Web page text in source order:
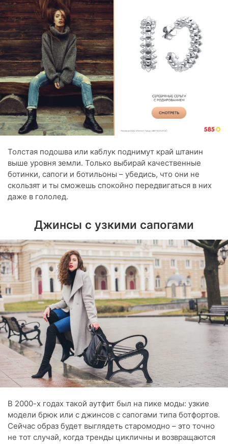
Толстая подошва или каблук поднимут край штанин
выше уровня земли. Только выбирай качественные
ботинки, сапоги и ботильоны – убедись, что они не
скользят и ты сможешь спокойно передвигаться в них
даже в гололед.
Джинсы с узкими сапогами
В 2000-х годах такой аутфит был на пике моды: узкие
модели брюк или с джинсов с сапогами типа ботфортов.
Сейчас образ будет выглядеть старомодно – это точно
не тот случай, когда тренды цикличны и возвращаются